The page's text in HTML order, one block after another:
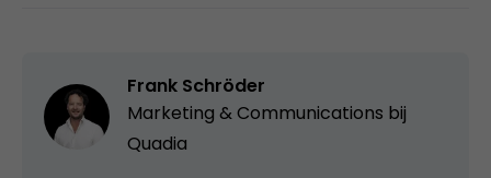
Frank Schröder
Marketing & Communications bij
Quadia